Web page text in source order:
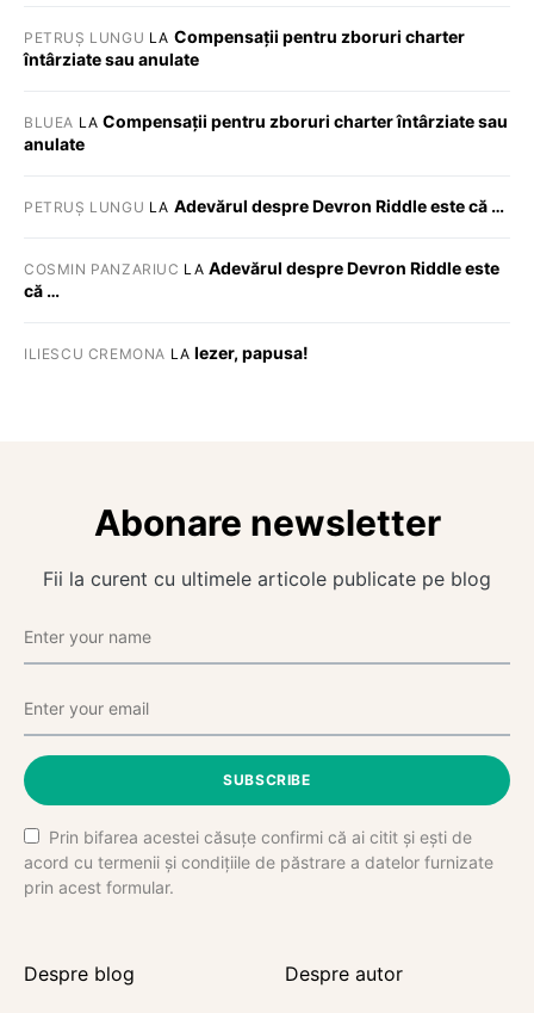
PETRUȘ LUNGU LA Compensații pentru zboruri charter
întârziate sau anulate
BLUEA LACompensații pentru zboruri charter întârziate sau
anulate
PETRUȘ LUNGU LA Adevărul despre Devron Riddle este că …
COSMIN PANZARIUC LA Adevărul despre Devron Riddle este
că …
ILIESCU CREMONA LA Iezer, papusa!
Abonare newsletter
Fii la curent cu ultimele articole publicate pe blog
SUBSCRIBE
Prin bifarea acestei căsuțe confirmi că ai citit și ești de
acord cu termenii și condițiile de păstrare a datelor furnizate
prin acest formular.
Despre blog Despre autor